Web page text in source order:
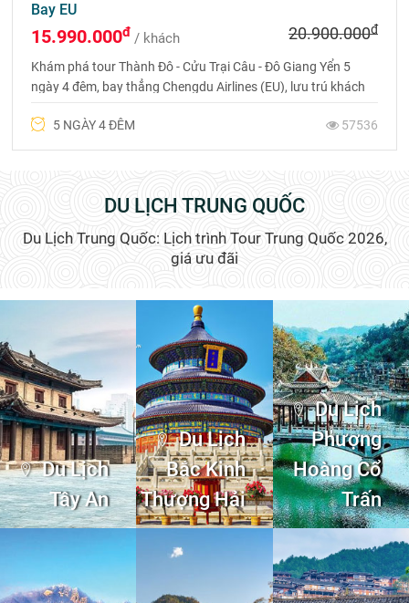
Bay EU
15.990.000đ / khách 20.900.000đ
Khám phá tour Thành Đô - Cửu Trại Câu - Đô Giang Yển 5
ngày 4 đêm, bay thẳng Chengdu Airlines (EU), lưu trú khách
5 NGÀY 4 ĐÊM
57536
DU LỊCH TRUNG QUỐC
Du Lịch Trung Quốc: Lịch trình Tour Trung Quốc 2026,
giá ưu đãi
Du Lịch
Tây An
Du Lịch
Bắc Kinh
Thượng Hải
Du Lịch
Phượng
Hoàng Cổ
Trấn